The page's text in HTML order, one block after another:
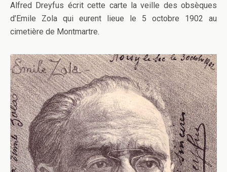
Alfred Dreyfus écrit cette carte la veille des obsèques
d’Emile Zola qui eurent lieue le 5 octobre 1902 au
cimetière de Montmartre.